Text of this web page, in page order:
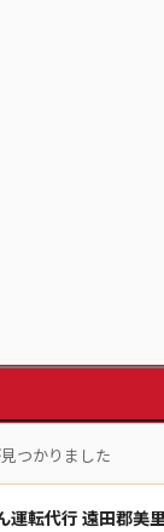
つかりました
運転代行 遠田郡美